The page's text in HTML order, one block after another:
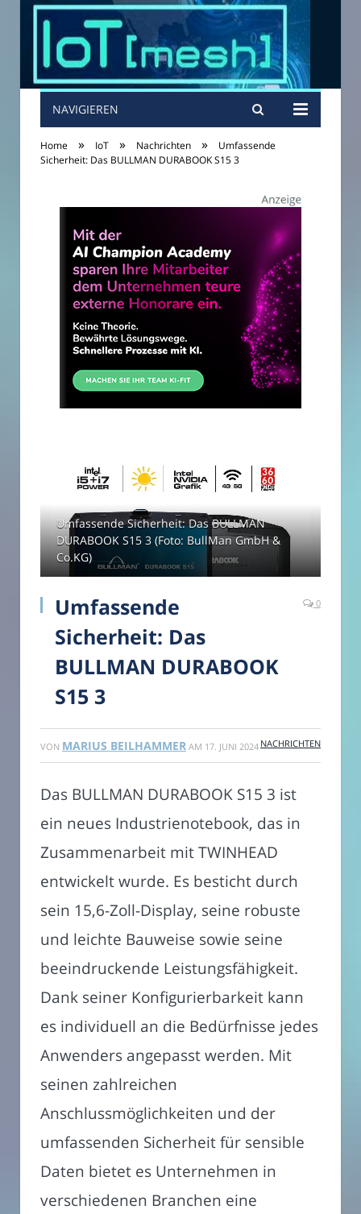
NAVIGIEREN
Home » IoT » Nachrichten »
Umfassende
Sicherheit: Das BULLMAN DURABOOK S15 3
Umfassende Sicherheit: Das BULLMAN
DURABOOK S15 3 (Foto: BullMan GmbH &
Co.KG)
Umfassende
Sicherheit: Das
BULLMAN DURABOOK
S15 3
0
VON MARIUS BEILHAMMER AM 17. JUNI 2024 NACHRICHTEN
Das BULLMAN DURABOOK S15 3 ist
ein neues Industrienotebook, das in
Zusammenarbeit mit TWINHEAD
entwickelt wurde. Es besticht durch
sein 15,6-Zoll-Display, seine robuste
und leichte Bauweise sowie seine
beeindruckende Leistungsfähigkeit.
Dank seiner Konfigurierbarkeit kann
es individuell an die Bedürfnisse jedes
Anwenders angepasst werden. Mit
seinen zahlreichen
Anschlussmöglichkeiten und der
umfassenden Sicherheit für sensible
Daten bietet es Unternehmen in
verschiedenen Branchen eine